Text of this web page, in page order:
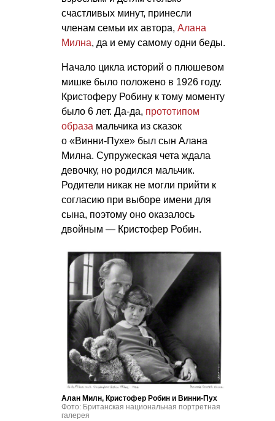
счастливых минут, принесли
членам семьи их автора, Алана
Милна, да и ему самому одни беды.
Начало цикла историй о плюшевом
мишке было положено в 1926 году.
Кристоферу Робину к тому моменту
было 6 лет. Да-да, прототипом
образа мальчика из сказок
о «Винни-Пухе» был сын Алана
Милна. Супружеская чета ждала
девочку, но родился мальчик.
Родители никак не могли прийти к
согласию при выборе имени для
сына, поэтому оно оказалось
двойным — Кристофер Робин.
Алан Милн, Кристофер Робин и Винни-Пух
Фото: Британская национальная портретная
галерея